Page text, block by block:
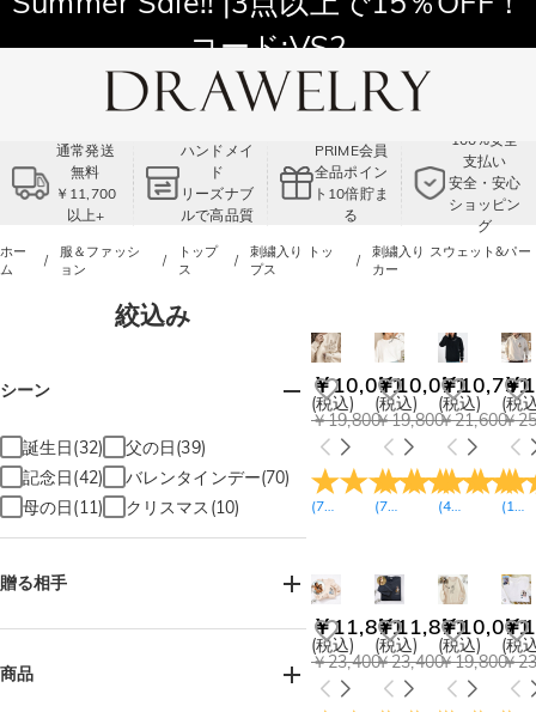
コード:VS2
通常発送
無料
￥11,700
以上+
ハンドメイ
ド
リーズナブ
ルで高品質
PRIME会員
全品ポイン
ト10倍貯ま
る
100%安全
支払い
安全・安心
ショッピン
グ
ホー
ム
服＆ファッシ
ョン
トップ
ス
刺繍入り トッ
プス
刺繍入り スウェット&パー
カー
絞込み
シーン
誕生日(32)
父の日(39)
記念日(42)
バレンタインデー(70)
母の日(11)
クリスマス(10)
贈る相手
お母様へ(10)
商品
￥10,071
(税込)
￥19,800
(76 レビュー)
￥10,071
(税込)
￥19,800
(75 レビュー)
￥10,791
(税込)
￥21,600
(41 レビュー)
￥
(税
￥
(13
￥11,871
(税込)
￥23,400
￥11,871
(税込)
￥23,400
￥10,071
(税込)
￥19,800
￥
(税
￥